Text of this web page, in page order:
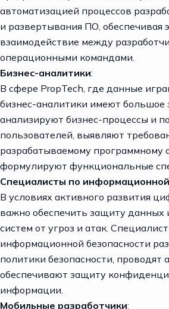
автоматизацией процессов
и развертывания ПО, обеспечивая
взаимодействие между
операционными командами.
Бизнес-аналитики:
В сфере PropTech, где данные
бизнес-аналитики имеют большое
анализируют бизнес-процессы и
пользователей, выявляют
разрабатываемому программному
формулируют функциональные
Специалисты по
В условиях активного развития
важно обеспечить защиту
систем от угроз и атак.
информационной безопасности
политики безопасности, проводят
обеспечивают защиту
информации.
Мобильные разработчики: